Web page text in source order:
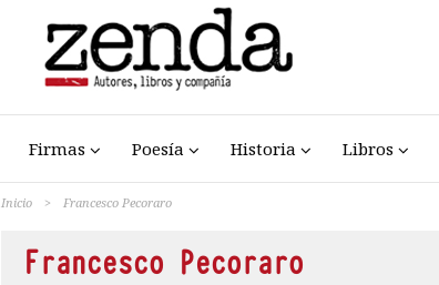
Firmas Poesía Historia Libros
Inicio > Francesco Pecoraro
Francesco Pecoraro